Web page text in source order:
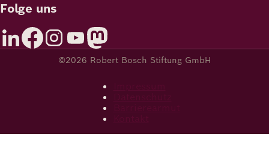
Folge uns
©2026 Robert Bosch Stiftung GmbH